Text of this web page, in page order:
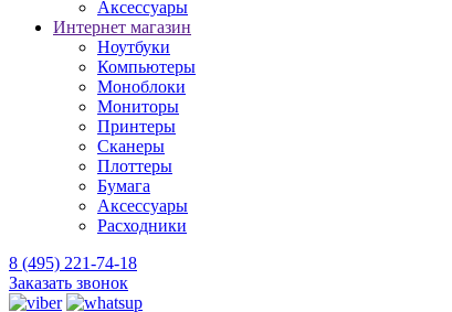
Аксессуары
Интернет магазин
Ноутбуки
Компьютеры
Моноблоки
Мониторы
Принтеры
Сканеры
Плоттеры
Бумага
Аксессуары
Расходники
8 (495) 221-74-18
Заказать звонок